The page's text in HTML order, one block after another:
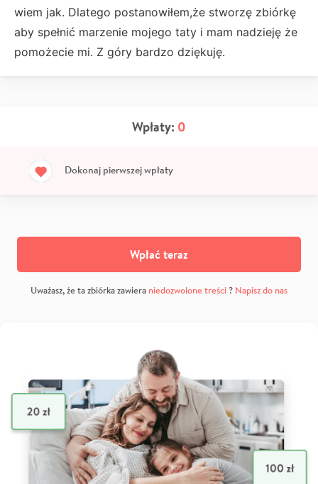
wiem jak. Dlatego postanowiłem,że stworzę zbiórkę
aby spełnić marzenie mojego taty i mam nadzieję że
pomożecie mi. Z góry bardzo dziękuję.
Wpłaty: 0
Dokonaj pierwszej wpłaty
Wpłać teraz
Uważasz, że ta zbiórka zawiera niedozwolone treści? Napisz do nas